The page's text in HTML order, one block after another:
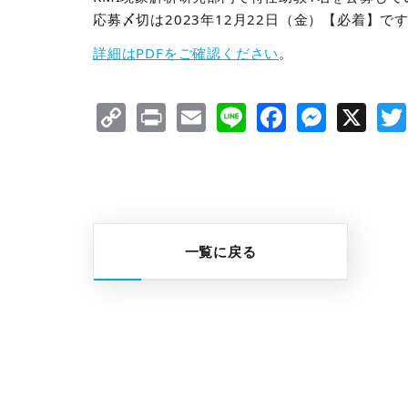
応募〆切は2023年12月22日（金）【必着】です
詳細はPDFをご確認ください。
CopyPrintEmail
Line X
一覧に戻る